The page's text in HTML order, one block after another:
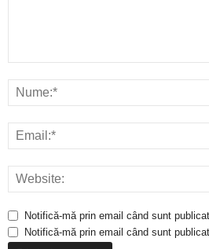
Notifică-mă prin email când sunt
Notifică-mă prin email când sunt